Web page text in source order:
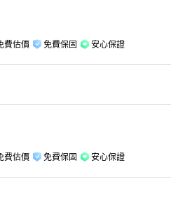
費估價 免費保固 安心保證
費估價 免費保固 安心保證